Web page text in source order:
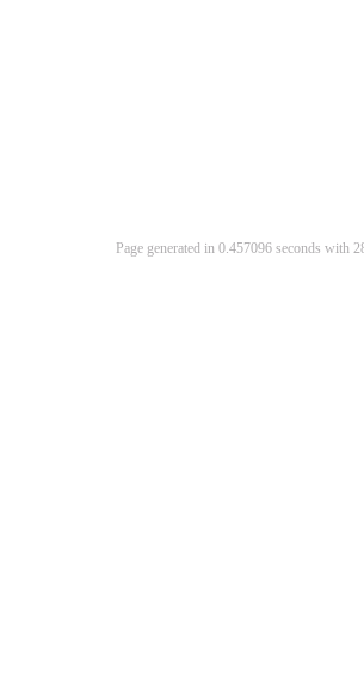
Page generated in 0.457096 seconds with